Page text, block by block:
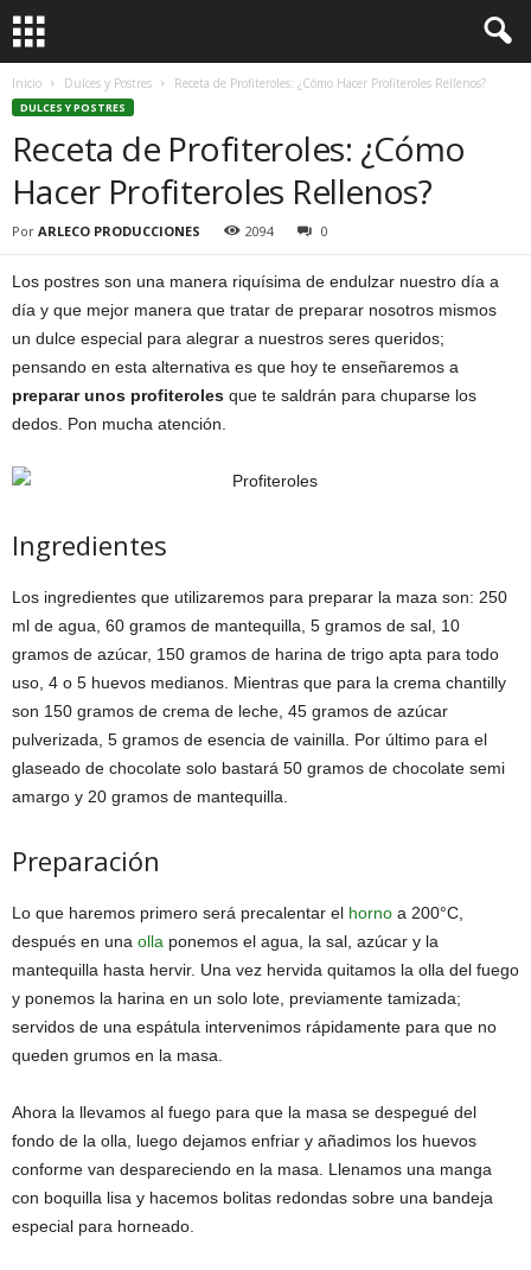
Inicio Dulces y Postres Receta de Profiteroles: ¿Cómo Hacer Profiteroles Rellenos?
DULCES Y POSTRES
Receta de Profiteroles: ¿Cómo
Hacer Profiteroles Rellenos?
Por ARLECO PRODUCCIONES 2094 0
Los postres son una manera riquísima de endulzar nuestro día a
día y que mejor manera que tratar de preparar nosotros mismos
un dulce especial para alegrar a nuestros seres queridos;
pensando en esta alternativa es que hoy te enseñaremos a
preparar unos profiteroles que te saldrán para chuparse los
dedos. Pon mucha atención.
Ingredientes
Los ingredientes que utilizaremos para preparar la maza son: 250
ml de agua, 60 gramos de mantequilla, 5 gramos de sal, 10
gramos de azúcar, 150 gramos de harina de trigo apta para todo
uso, 4 o 5 huevos medianos. Mientras que para la crema chantilly
son 150 gramos de crema de leche, 45 gramos de azúcar
pulverizada, 5 gramos de esencia de vainilla. Por último para el
glaseado de chocolate solo bastará 50 gramos de chocolate semi
amargo y 20 gramos de mantequilla.
Preparación
Lo que haremos primero será precalentar el horno a 200°C,
después en una olla ponemos el agua, la sal, azúcar y la
mantequilla hasta hervir. Una vez hervida quitamos la olla del fuego
y ponemos la harina en un solo lote, previamente tamizada;
servidos de una espátula intervenimos rápidamente para que no
queden grumos en la masa.
Ahora la llevamos al fuego para que la masa se despegué del
fondo de la olla, luego dejamos enfriar y añadimos los huevos
conforme van despareciendo en la masa. Llenamos una manga
con boquilla lisa y hacemos bolitas redondas sobre una bandeja
especial para horneado.